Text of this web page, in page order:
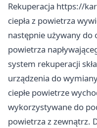
Rekuperacja https://
ciepła z powietrza
następnie używany do
powietrza
system rekuperacji
urządzenia do
ciepłe powietrze
wykorzystywane do
powietrza z zewnątrz.